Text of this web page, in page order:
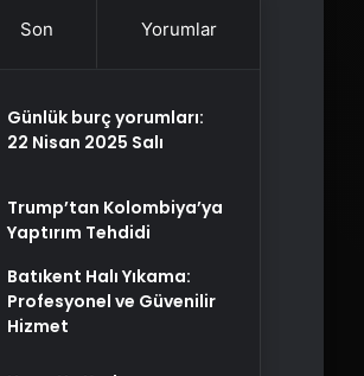
Son Yorumlar
Günlük burç yorumları:
22 Nisan 2025 Salı
Trump’tan Kolombiya’ya
Yaptırım Tehdidi
Batıkent Halı Yıkama:
Profesyonel ve Güvenilir
Hizmet